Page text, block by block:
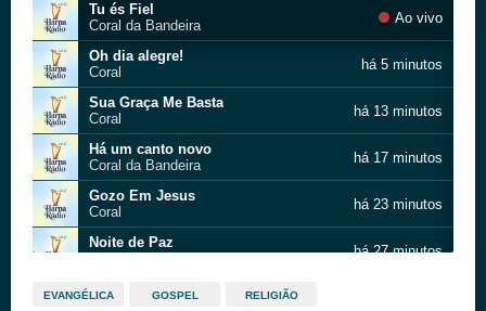
Tu és Fiel
Coral da Bandeira
Ao vivo
Oh dia alegre!
Coral
há 5 minutos
Sua Graça Me Basta
Coral
há 13 minutos
Há um canto novo
Coral da Bandeira
há 17 minutos
Gozo Em Jesus
Coral
há 23 minutos
Noite de Paz
há 27 minutos
Glória Indizível
EVANGÉLICA GOSPEL RELIGIÃO